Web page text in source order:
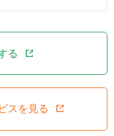
る
スを見る